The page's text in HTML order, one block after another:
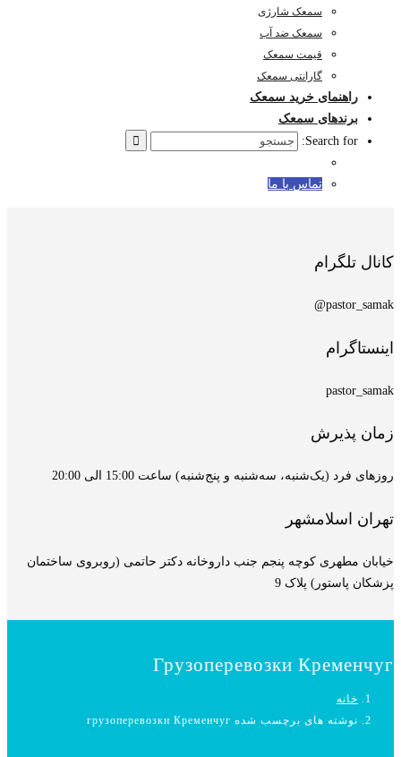
سمعک شارژی
سمعک ضد آب
قیمت سمعک
گارانتی سمعک
راهنمای خرید سمعک
برندهای سمعک
Search for:
تماس با ما
کانال تلگرام
pastor_samak@
اینستاگرام
pastor_samak
زمان پذیرش
روزهای فرد (یک‌شنبه، سه‌شنبه و پنج‌شنبه) ساعت 15:00 الی 20:00
تهران اسلامشهر
خیابان مطهری کوچه پنجم جنب داروخانه دکتر حاتمی (روبروی ساختمان
پزشکان پاستور) پلاک 9
Грузоперевозки Кременчуг
خانه
نوشته های برچسب شده грузоперевозки Кременчуг